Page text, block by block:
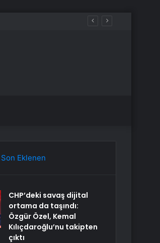
Son Eklenen
CHP’deki savaş dijital
ortama da taşındı:
Özgür Özel, Kemal
Kılıçdaroğlu’nu takipten
çıktı